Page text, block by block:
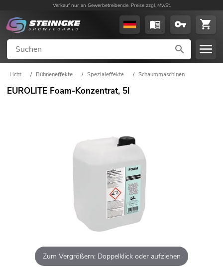
Verkauf nur an Gewerbetreibende. Preise zzgl. MwSt.
Licht / Bühneneffekte / Spezialeffekte / Schaummaschinen
EUROLITE Foam-Konzentrat, 5l
Zum Vergrößern: Doppelklick oder aufziehen